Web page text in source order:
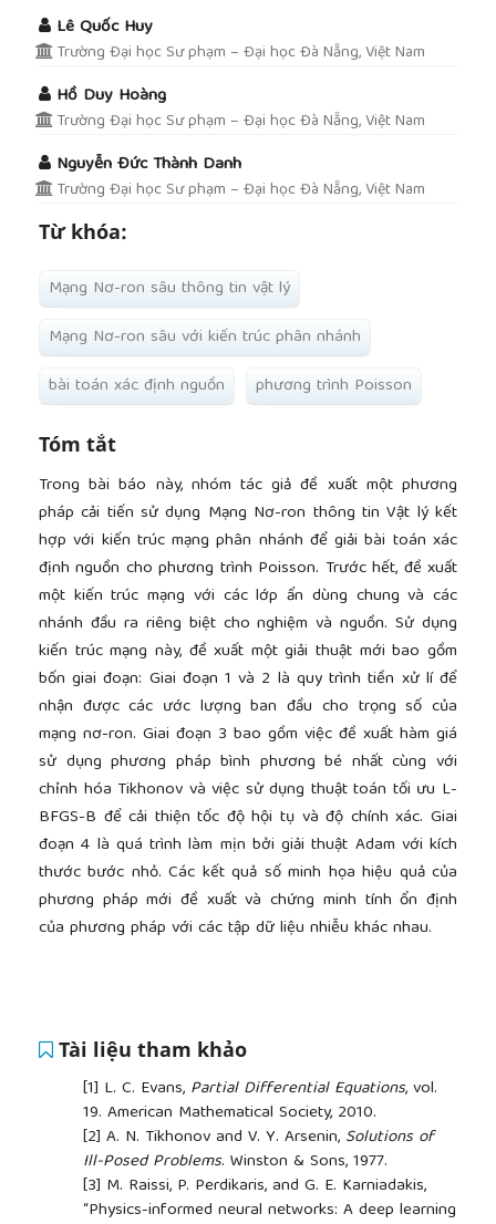
Lê Quốc Huy
Trường Đại học Sư phạm – Đại học Đà Nẵng, Việt Nam
Hồ Duy Hoàng
Trường Đại học Sư phạm – Đại học Đà Nẵng, Việt Nam
Nguyễn Đức Thành Danh
Trường Đại học Sư phạm – Đại học Đà Nẵng, Việt Nam
Từ khóa:
Mạng Nơ-ron sâu thông tin vật lý
Mạng Nơ-ron sâu với kiến trúc phân nhánh
bài toán xác định nguồn
phương trình Poisson
Tóm tắt
Trong bài báo này, nhóm tác giả đề xuất một phương
pháp cải tiến sử dụng Mạng Nơ-ron thông tin Vật lý kết
hợp với kiến trúc mạng phân nhánh để giải bài toán xác
định nguồn cho phương trình Poisson. Trước hết, đề xuất
một kiến trúc mạng với các lớp ẩn dùng chung và các
nhánh đầu ra riêng biệt cho nghiệm và nguồn. Sử dụng
kiến trúc mạng này, đề xuất một giải thuật mới bao gồm
bốn giai đoạn: Giai đoạn 1 và 2 là quy trình tiền xử lí để
nhận được các ước lượng ban đầu cho trọng số của
mạng nơ-ron. Giai đoạn 3 bao gồm việc đề xuất hàm giá
sử dụng phương pháp bình phương bé nhất cùng với
chỉnh hóa Tikhonov và việc sử dụng thuật toán tối ưu L-
BFGS-B để cải thiện tốc độ hội tụ và độ chính xác. Giai
đoạn 4 là quá trình làm mịn bởi giải thuật Adam với kích
thước bước nhỏ. Các kết quả số minh họa hiệu quả của
phương pháp mới đề xuất và chứng minh tính ổn định
của phương pháp với các tập dữ liệu nhiễu khác nhau.
Tài liệu tham khảo
[1] L. C. Evans, Partial Differential Equations, vol.
19. American Mathematical Society, 2010.
[2] A. N. Tikhonov and V. Y. Arsenin, Solutions of
Ill-Posed Problems. Winston & Sons, 1977.
[3] M. Raissi, P. Perdikaris, and G. E. Karniadakis,
“Physics-informed neural networks: A deep learning